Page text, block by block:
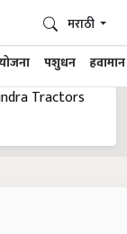
पशुधन हवामान
मराठी